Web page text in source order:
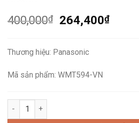
400,000₫
Giá
400,000₫.
264,400₫Giá
Thương hiệu: Panasonic
Mã sản phẩm: WMT594-VN
Công tắc đơn đảo chiều Panasonic